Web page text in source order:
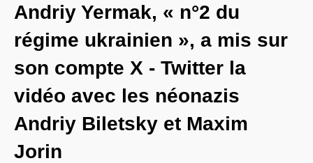
Points de repères
Un éléphant, ça trompe énormément !
Gouvernance mondiale & mondialisation
Résistances
Andriy Yermak, « n°2 du
régime ukrainien », a mis sur
son compte X - Twitter la
vidéo avec les néonazis
Andriy Biletsky et Maxim
Jorin